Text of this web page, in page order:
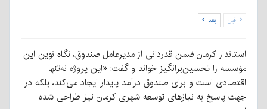
قبل بعد
استاندار کرمان ضمن قدردانی از مدیرعامل صندوق، نگاه نوین این
مؤسسه را تحسین‌برانگیز خواند و گفت: «این پروژه نه‌تنها
اقتصادی است و برای صندوق درآمد پایدار ایجاد می‌کند، بلکه در
جهت پاسخ به نیازهای توسعه شهری کرمان نیز طراحی شده